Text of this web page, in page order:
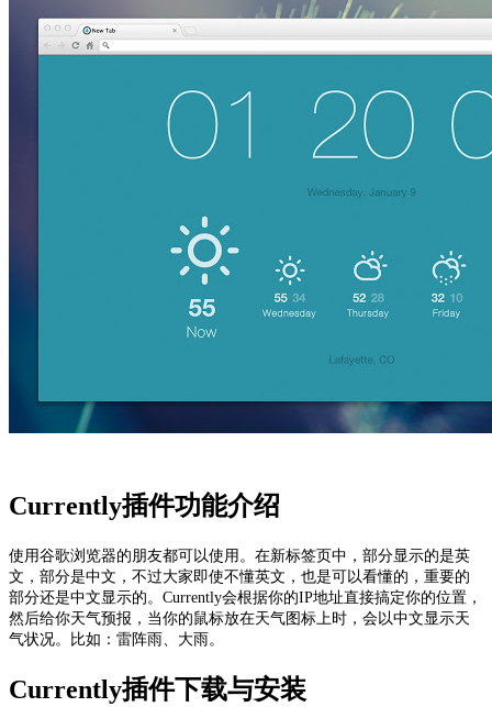
Currently插件功能介绍
使用谷歌浏览器的朋友都可以使用。在新标签页中，部分显示的是英
文，部分是中文，不过大家即使不懂英文，也是可以看懂的，重要的
部分还是中文显示的。Currently会根据你的IP地址直接搞定你的位置，
然后给你天气预报，当你的鼠标放在天气图标上时，会以中文显示天
气状况。比如：雷阵雨、大雨。
Currently插件下载与安装